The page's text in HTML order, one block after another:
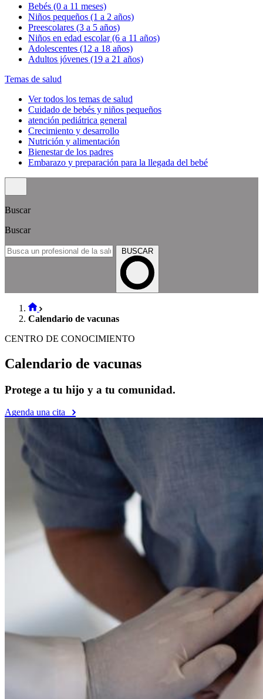
Bebés (0 a 11 meses)
Niños pequeños (1 a 2 años)
Preescolares (3 a 5 años)
Niños en edad escolar (6 a 11 años)
Adolescentes (12 a 18 años)
Adultos jóvenes (19 a 21 años)
Temas de salud
Ver todos los temas de salud
Cuidado de bebés y niños pequeños
atención pediátrica general
Crecimiento y desarrollo
Nutrición y alimentación
Bienestar de los padres
Embarazo y preparación para la llegada del bebé
Buscar
Buscar
BUSCAR
Calendario de vacunas
CENTRO DE CONOCIMIENTO
Calendario de vacunas
Protege a tu hijo y a tu comunidad.
Agenda una cita